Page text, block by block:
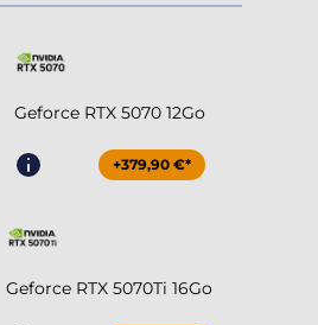
Geforce RTX 5070 12Go
+379,90 €*
Geforce RTX 5070Ti 16Go